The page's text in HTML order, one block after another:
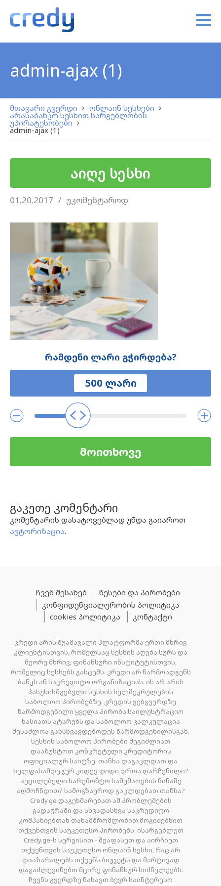
admin-ajax (1)
მთავარი გვერდი ონლაინ სესხები
არასაბანკო სესხით სარგებლობის
უპირატესობები
admin-ajax (1)
აიღე სესხი
01.20.2017 უკომენტაროდ
რამდენი ლარი გჭირდება?
მოითხოვე
გაკეთე კომენტარი
კომენტარის დასატოვებლად უნდა გაიაროთ
ავტორიზაცია.
ჩვენ შესახებ
წესები და პირობები
კონფიდენციალურობის პოლიტიკა
cookies პოლიტიკა
კონტაქტი
კრედი არის შუამავალი პლატფორმა ერთი მხრივ
კლიენტისთვის, რომელსაც სესხის აღება სურს და
მეორე მხრივ, ფინანსური ინსტიტუტისთვის,
რომელიც სესხებს გასცემს. კრედი არ წარმოადგენს
ბანკს ან საკრედიტო ორგანიზაციას. ის არ არის
პასუხისმგებელი სესხის ხელშეკრულების
საბოლოო პირობებზე. კრედის ვებგვერდზე
წარმოდგენილი ყველა პირობა საილუსტრაციო
ხასიათს ატარებს და საბოლოო კალკულაცია
შესაძლოა განსხვავდებოდეს წარმოდგენილისგან.
სესხის საბოლოო პირობები შეგიძლიათ
დააზუსტოთ კონკრეტული კრედიტორის
ოფიციალურ საიტზე. თანხა დაგაკლდათ და
ხელფასამდე ჯერ კიდევ დიდი დროა დარჩენილი?
აუცილებელი სარემონტო სამუშაოების წინაშე
აღმოჩნდით? სამოგზაუროდ გაკლდებათ თანხა?
Credy.ge დაგეხმარებათ ამ პრობლემების
გადაჭრაში და სხვადასხვა საკრედიტო
კომპანიებთან თანამშრომლობით მოგიძებნით
თქვენთვის საუკეთესო პირობებს. ისარგებლეთ
Credy.ge-ს სერვისით - შეაფასეთ და აირჩიეთ
თქვენთვის საუკეთესო ონლაინ სესხი, რაც არ
დააზარალებს თქვენს ბიუჯეტს და მარტივად
დაგაძლევინებთ მცირე ფინანსურ სიძნელეებს.
ჩვენს გვერდზე ნახავთ ბევრ საინტერესო